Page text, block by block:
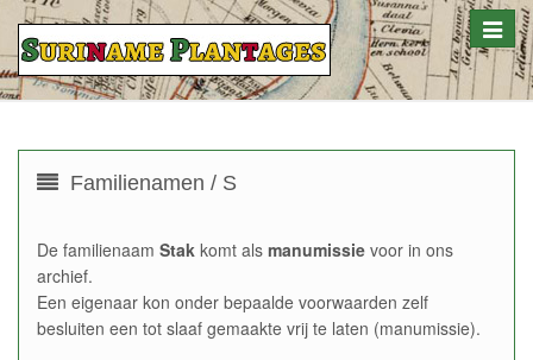
Toggle
Familienamen / S
De familienaam Stak komt als manumissie voor in ons
archief.
Een eigenaar kon onder bepaalde voorwaarden zelf
besluiten een tot slaaf gemaakte vrij te laten (manumissie).